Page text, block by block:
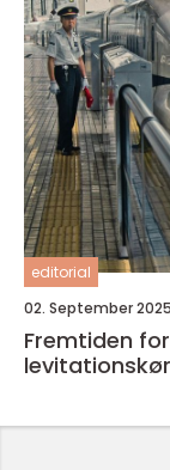
editorial
02. September 2025
Fremtiden